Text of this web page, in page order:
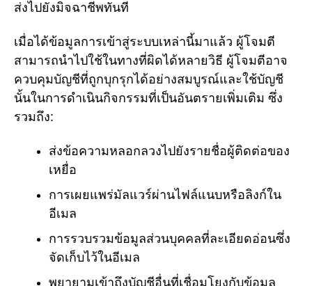
ส่งไปยังมิจฉาชีพทันที
เมื่อได้ข้อมูลการเข้าสู่ระบบเหล่านี้มาแล้ว ผู้โจมตี
สามารถนำไปใช้ในทางที่ผิดได้หลายวิธี ผู้โจมตีอาจ
ควบคุมบัญชีที่ถูกบุกรุกได้อย่างสมบูรณ์และใช้บัญชี
นั้นในการดำเนินกิจกรรมที่เป็นอันตรายเพิ่มเติม ซึ่ง
รวมถึง:
ส่งข้อความหลอกลวงไปยังรายชื่อผู้ติดต่อของ
เหยื่อ
การเผยแพร่มัลแวร์ผ่านไฟล์แนบหรือลิงก์ใน
อีเมล
การรวบรวมข้อมูลส่วนบุคคลที่ละเอียดอ่อนซึ่ง
จัดเก็บไว้ในอีเมล
พยายามเข้าถึงบัญชีอื่นที่เชื่อมโยงกับข้อมูล